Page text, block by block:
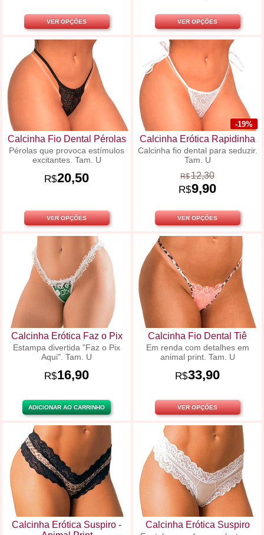
VER OPÇÕES VER OPÇÕES
Calcinha Fio Dental Pérolas
Pérolas que provoca estímulos
excitantes. Tam. U
R$20,50
VER OPÇÕES
-19%
Calcinha Erótica Rapidinha
Calcinha fio dental para seduzir.
Tam. U
R$12,30
R$9,90
VER OPÇÕES
Calcinha Erótica Faz o Pix
Estampa divertida "Faz o Pix
Aqui". Tam. U
R$16,90
ADICIONAR AO CARRINHO
Calcinha Fio Dental Tiê
Em renda com detalhes em
animal print. Tam. U
R$33,90
VER OPÇÕES
Calcinha Erótica Suspiro -
Calcinha Erótica Suspiro